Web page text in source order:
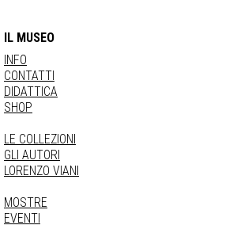
IL MUSEO
INFO
CONTATTI
DIDATTICA
SHOP
LE COLLEZIONI
GLI AUTORI
LORENZO VIANI
MOSTRE
EVENTI